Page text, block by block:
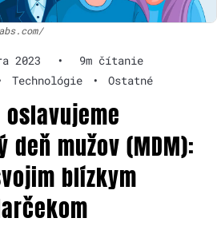
2023 •
9m čítanie
Technológie • Ostatné
oslavujeme
deň mužov (MDM):
blízkym